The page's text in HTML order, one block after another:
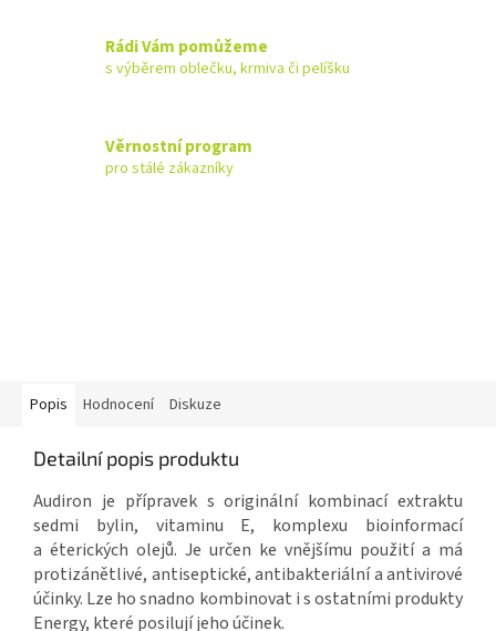
Rádi Vám pomůžeme
s výběrem oblečku, krmiva či pelíšku
Věrnostní program
pro stálé zákazníky
Popis Hodnocení Diskuze
Detailní popis produktu
Audiron je přípravek s originální kombinací extraktu
sedmi bylin, vitaminu E, komplexu bioinformací
a éterických olejů. Je určen ke vnějšímu použití a má
protizánětlivé, antiseptické, antibakteriální a antivirové
účinky. Lze ho snadno kombinovat i s ostatními produkty
Energy, které posilují jeho účinek.